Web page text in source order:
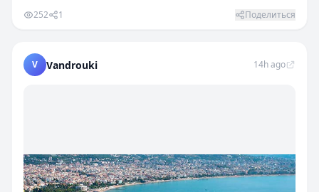
252 1 Поделиться
V Vandrouki 14h ago